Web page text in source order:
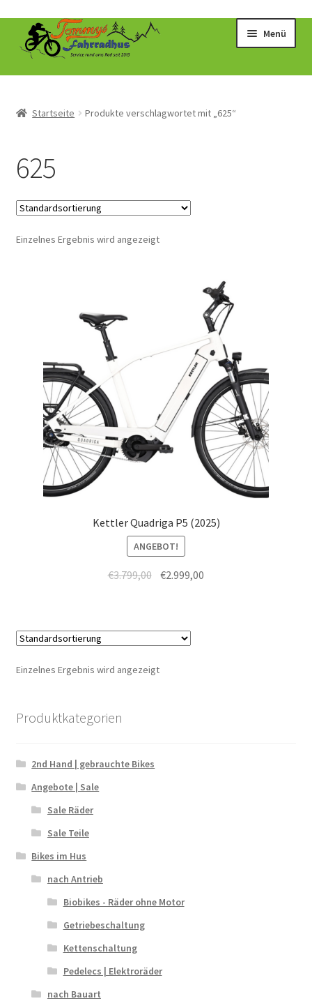
Zur
Navigation
springen
Zum
Inhalt
springen
Menü
Startseite Produkte verschlagwortet mit „625“
625
Einzelnes Ergebnis wird angezeigt
Kettler Quadriga P5 (2025)
ANGEBOT!
€3.799,00 €2.999,00
Einzelnes Ergebnis wird angezeigt
Produktkategorien
2nd Hand | gebrauchte Bikes
Angebote | Sale
Sale Räder
Sale Teile
Bikes im Hus
nach Antrieb
Biobikes - Räder ohne Motor
Getriebeschaltung
Kettenschaltung
Pedelecs | Elektroräder
nach Bauart